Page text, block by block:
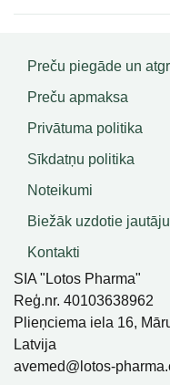
Preču piegāde un
Preču apmaksa
Privātuma politika
Sīkdatņu politika
Noteikumi
Biežāk uzdotie
Kontakti
SIA "Lotos Pharma"
Reģ.nr. 40103638962
Plieņciema iela 16,
Latvija
avemed@lotos-